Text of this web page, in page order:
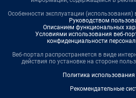
Особенности эксплуатации (использования)
Руководством
Описанием функциональных
Условиями использования веб-
конфиденциальности
Веб-портал распространяется в виде
действия по установке на стороне
Политика
Рекомендательные